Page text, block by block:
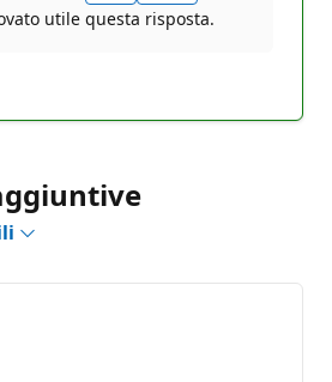
utile questa risposta.